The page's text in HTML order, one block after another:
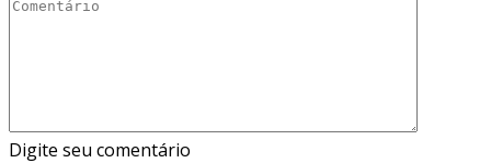
Digite seu comentário